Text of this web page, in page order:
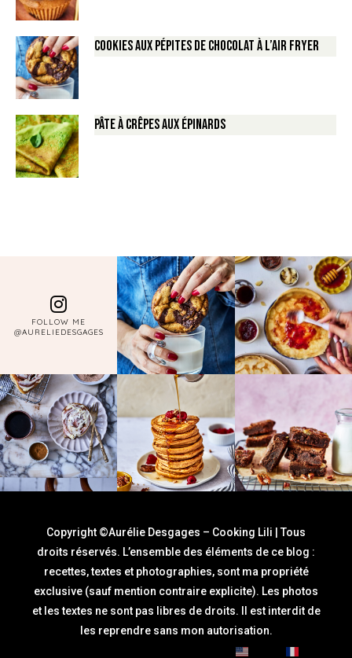
Cookies aux pépites de Chocolat à l’air fryer
Pâte à crêpes aux épinards
FOLLOW ME
@AURELIEDESGAGES
Copyright ©Aurélie Desgages – Cooking Lili | Tous
droits réservés. L’ensemble des éléments de ce blog :
recettes, textes et photographies, sont ma propriété
exclusive (sauf mention contraire explicite). Les photos
et les textes ne sont pas libres de droits. Il est interdit de
les reprendre sans mon autorisation.